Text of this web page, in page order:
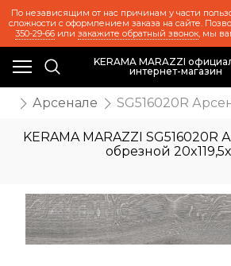
По независящим от нас причинам у части
сложности с оформлением заказа на сайте.
350-29-66или закажите обратный звонок, мы
KERAMA MARAZZI
интернет-магазин
Арсенале SG516020R
KERAMA MARAZZI SG516020R
обрезной